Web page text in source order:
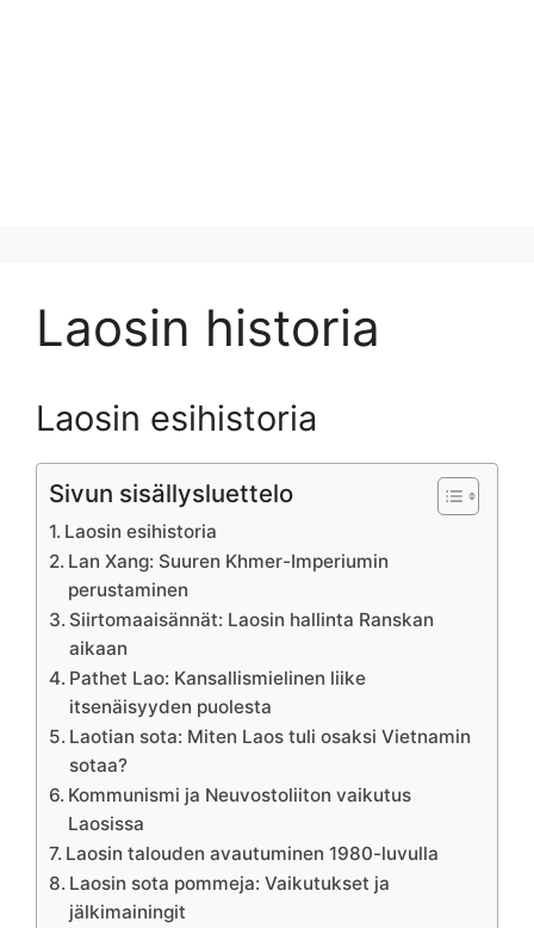
Laosin historia
Laosin esihistoria
Sivun sisällysluettelo
Laosin esihistoria
Lan Xang: Suuren Khmer-Imperiumin
perustaminen
Siirtomaaisännät: Laosin hallinta Ranskan
aikaan
Pathet Lao: Kansallismielinen liike
itsenäisyyden puolesta
Laotian sota: Miten Laos tuli osaksi Vietnamin
sotaa?
Kommunismi ja Neuvostoliiton vaikutus
Laosissa
Laosin talouden avautuminen 1980-luvulla
Laosin sota pommeja: Vaikutukset ja
jälkimainingit